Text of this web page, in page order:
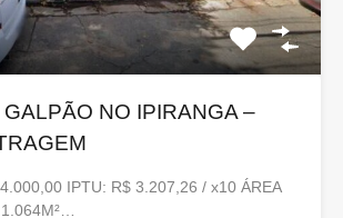
NO IPIRANGA –
IPTU: R$ 3.207,26 / x10 ÁREA